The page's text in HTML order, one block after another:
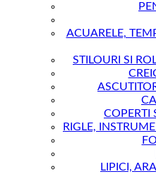
ACUARELE,
STILOURI SI
COPERTI
RIGLE,
LIPICI,